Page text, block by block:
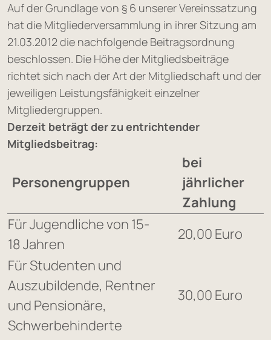
Auf der Grundlage von § 6 unserer Vereinssatzung
hat die Mitgliederversammlung in ihrer Sitzung am
21.03.2012 die nachfolgende Beitragsordnung
beschlossen. Die Höhe der Mitgliedsbeiträge
richtet sich nach der Art der Mitgliedschaft und der
jeweiligen Leistungsfähigkeit einzelner
Mitgliedergruppen.
Derzeit beträgt der zu entrichtender
Mitgliedsbeitrag:
Personengruppen
bei
jährlicher
Zahlung
Für Jugendliche von 15-
18 Jahren
20,00 Euro
Für Studenten und
Auszubildende, Rentner
und Pensionäre,
Schwerbehinderte
30,00 Euro